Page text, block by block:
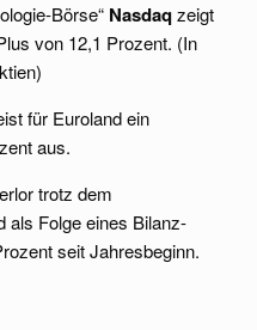
Börse“ Nasdaqzeigt
von 12,1 Prozent. (In
für Euroland ein
aus.
trotz dem
als Folge eines Bilanz-
seit Jahresbeginn.